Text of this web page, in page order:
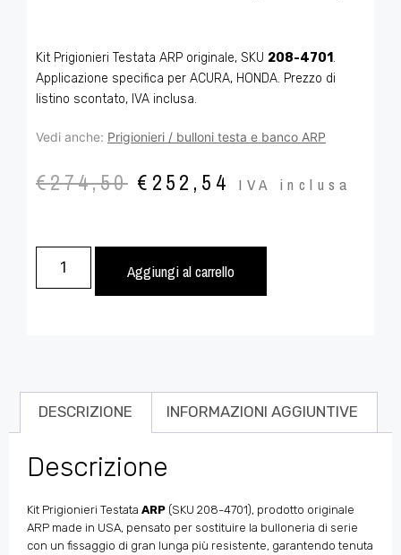
Kit Prigionieri Testata ARP originale, SKU 208-4701 .
Applicazione specifica per ACURA, HONDA. Prezzo di
listino scontato, IVA inclusa.
Vedi anche: Prigionieri / bulloni testa e banco ARP
€274,50 € 252,54 IVA inclusa
Aggiungi al carrello
DESCRIZIONE INFORMAZIONI AGGIUNTIVE
Descrizione
Kit Prigionieri Testata ARP (SKU 208-4701), prodotto originale
ARP made in USA, pensato per sostituire la bulloneria di serie
con un fissaggio di gran lunga più resistente, garantendo tenuta